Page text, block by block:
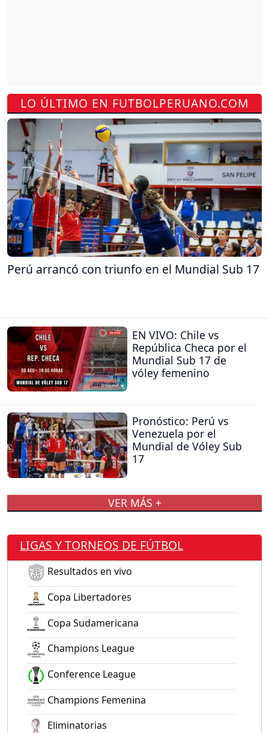
LO ÚLTIMO EN FUTBOLPERUANO.COM
Perú arrancó con triunfo en el Mundial Sub 17
EN VIVO: Chile vs
República Checa por el
Mundial Sub 17 de
vóley femenino
Pronóstico: Perú vs
Venezuela por el
Mundial de Vóley Sub
17
VER MÁS +
LIGAS Y TORNEOS DE FÚTBOL
Resultados en vivo
Copa Libertadores
Copa Sudamericana
Champions League
Conference League
Champions Femenina
Eliminatorias